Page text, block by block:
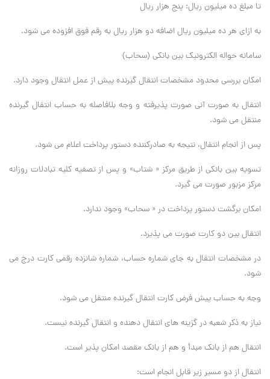
تا مبلغ ده میلیون ریال: پنج هزار ریال
به ازای هر ده میلیون ریال اضافه دو هزار ریال به رقم فوق افزوده می شود.
سامانه حواله الکترونیک بین بانکی (سحاب)
امکان بررسی محدود مشخصات انتقال گیرنده پیش از عمل انتقال وجود دارد.
انتقال به صورت آنی صورت پذیرفته و وجه بلافاصله به حساب انتقال گیرنده
منتقل می شود.
پس از انجام انتقال، نتیجه به صادرکننده دستور پرداخت اعلام می شود.
تسویه بین بانکی از طریق مرکز « شتاب» و پس از تصفیه کلیه تبادلات روزانه
مرکز مزبور صورت می گیرد.
امکان برگشت دستور پرداخت در « سحاب» وجود ندارد.
انتقال بین دو کارت صورت می پذیرد.
در مشخصات انتقال به جای شماره حساب، شماره شانزده رقمی کارت درج می
شود.
وجه به حساب پیش فرض کارت انتقال گیرنده منتقل می شود.
نیاز به ذکر شعبه در گزینه های انتقال دهنده و انتقال گیرنده نیست.
انتقال هم از بانک مبدأ و هم از بانک مقصد امکان پذیر است.
انتقال از دو مسیر زیر قابل انجام است: